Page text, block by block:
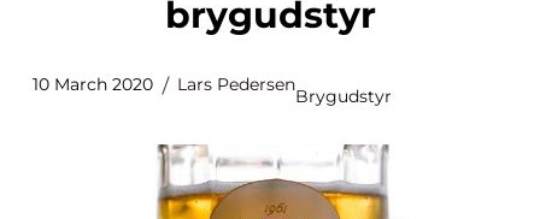
brygudstyr
10 March 2020 Lars Pedersen
Brygudstyr